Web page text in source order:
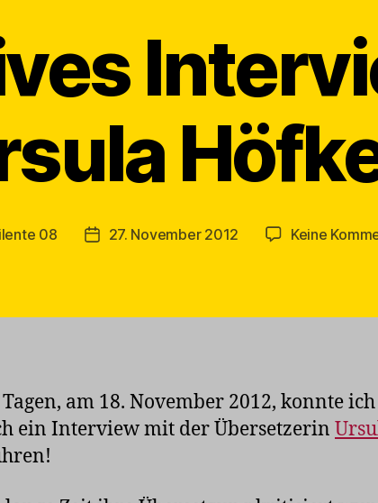
08 Veröffentlichungsdatum
27. November 2012 Keine
am 18. November 2012, konnte ich
ein Interview mit der Übersetzerin